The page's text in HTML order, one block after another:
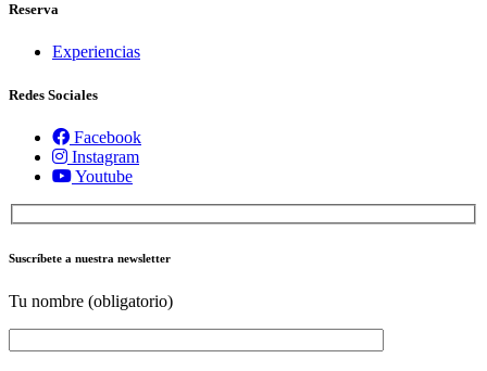
Reserva
Experiencias
Redes Sociales
Facebook
Instagram
Youtube
Suscríbete a nuestra newsletter
Tu nombre (obligatorio)